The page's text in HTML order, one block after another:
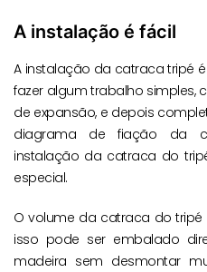
A instalação é fácil
A instalação da catraca tripé
fazer algum trabalho simples,
de expansão, e depois
diagrama de fiação da
instalação da catraca do
especial.
O volume da catraca do
isso pode ser embalado
madeira sem desmontar